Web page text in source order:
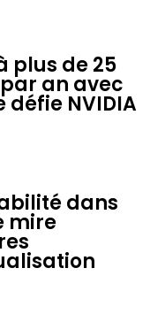
plus de 25
an avec
défie NVIDIA
dans
mire